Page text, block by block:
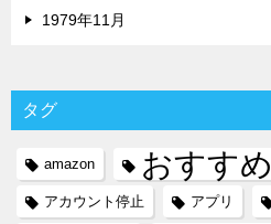
1979年11月
タグ
amazon おすすめ
アカウント停止 アプリ